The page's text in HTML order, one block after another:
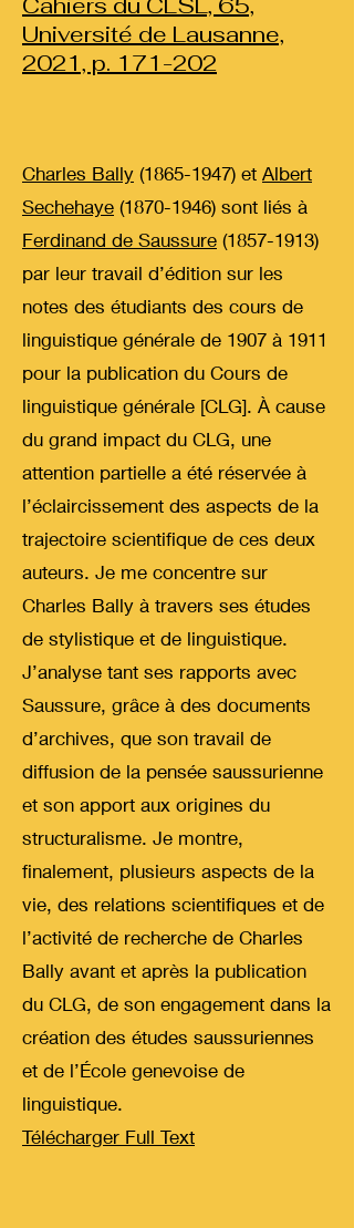
Université de Lausanne,
2021, p. 171-202
Charles Bally (1865-1947) et Albert
Sechehaye (1870-1946) sont liés à
Ferdinand de Saussure (1857-1913)
par leur travail d’édition sur les
notes des étudiants des cours de
linguistique générale de 1907 à 1911
pour la publication du Cours de
linguistique générale [CLG]. À cause
du grand impact du CLG, une
attention partielle a été réservée à
l’éclaircissement des aspects de la
trajectoire scientifique de ces deux
auteurs. Je me concentre sur
Charles Bally à travers ses études
de stylistique et de linguistique.
J’analyse tant ses rapports avec
Saussure, grâce à des documents
d’archives, que son travail de
diffusion de la pensée saussurienne
et son apport aux origines du
structuralisme. Je montre,
finalement, plusieurs aspects de la
vie, des relations scientifiques et de
l’activité de recherche de Charles
Bally avant et après la publication
du CLG, de son engagement dans la
création des études saussuriennes
et de l’École genevoise de
linguistique.
Télécharger Full Text